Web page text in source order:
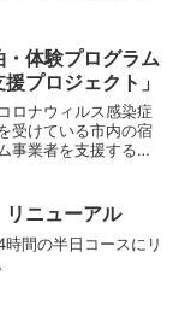
咲き始めているリュ
も...
・体験プログラム
プロジェクト」
ロナウィルス感染症
受けている市内の宿
事業者を支援するた
知ページにリンクし
の助...
ニューアル
間の半日コースにリ